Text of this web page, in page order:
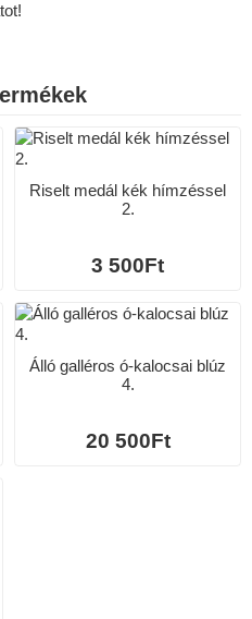
Riselt medál kék hímzéssel
2.
3 500Ft
Álló galléros ó-kalocsai blúz
4.
20 500Ft